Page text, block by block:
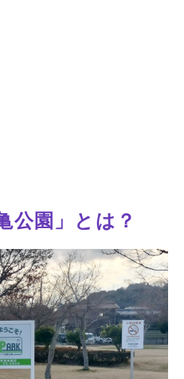
公園」とは？